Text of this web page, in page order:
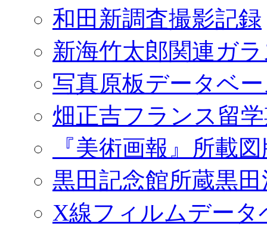
和田新調査撮影記録
新海竹太郎関連ガ
写真原板データベ
畑正吉フランス留
『美術画報』所載
黒田記念館所蔵黒
X線フィルムデータ